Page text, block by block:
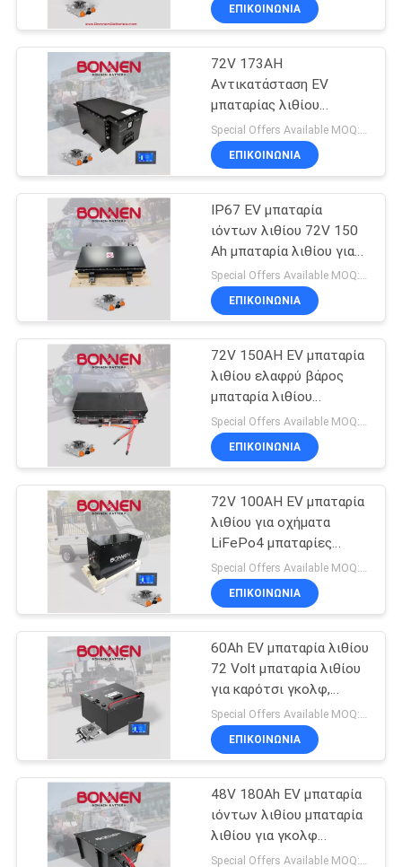
ΠΟΙΟΤΙΚΌΣ
ΈΛΕΓΧΟΣ
ΕΠΑΦΉ
ΝΈΑ
SITEMAP
ΠΟΛΙΤΙΚΉ
ΑΠΟΡΡΉΤΟΥ
Εμπορική
αποθήκευση
μπαταριών
96V μπαταρία
λιθίου
10
72V μπαταρία
λίθιου
8
μπαταρία λίθιου
κάρρων γκολφ
21
20
ΕΠΙΚΟΙΝΩΝΊΑ
72V 173AH
Αντικατάσταση EV
μπαταρίας λιθίου
Συσκευή μπαταρίας
λιθίου για EV οχήματα
κοινής ωφέλειας με GPS
ΕΠΙΚΟΙΝΩΝΊΑ
IP67 EV μπαταρία
ιόντων λιθίου 72V 150
Ah μπαταρία λιθίου για
μικρά επιβατικά
αυτοκίνητα
Special Offers Available MOQ:2 μονάδες
ΕΠΙΚΟΙΝΩΝΊΑ
72V 150AH EV μπαταρία
λιθίου ελαφρύ βάρος
μπαταρία λιθίου
αυτοκινήτου για
ηλεκτρικό LSV UTV
Special Offers Available MOQ:2 μονάδες
ΕΠΙΚΟΙΝΩΝΊΑ
72V 100AH EV μπαταρία
λιθίου για οχήματα
LiFePo4 μπαταρίες
λιθίου για ηλεκτρικά
αυτοκίνητα LSV
ΕΠΙΚΟΙΝΩΝΊΑ
60Ah EV μπαταρία λιθίου
72 Volt μπαταρία λιθίου
για καρότσι γκολφ,
Emobility, ηλεκτρικά
ρικσά
ΕΠΙΚΟΙΝΩΝΊΑ
48V 180Ah EV μπαταρία
ιόντων λιθίου μπαταρία
λιθίου για γκολφ
τροχόσπιτο αστική